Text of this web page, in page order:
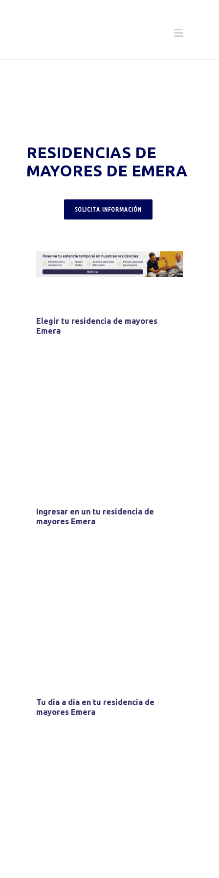
RESIDENCIAS DE
MAYORES DE EMERA
SOLICITA INFORMACIÓN
Elegir tu residencia de mayores
Emera
Ingresar en un tu residencia de
mayores Emera
Tu día a día en tu residencia de
mayores Emera